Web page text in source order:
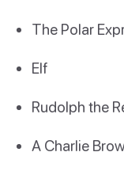
The Polar
Elf
Rudolph the
A Charlie